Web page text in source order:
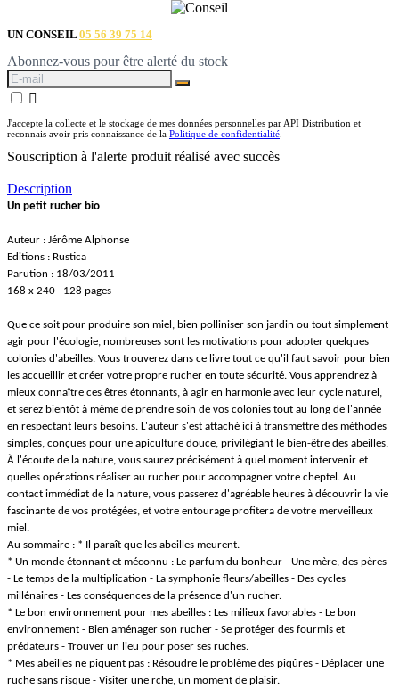
UN CONSEIL 05 56 39 75 14
Abonnez-vous pour être alerté du stock

J'accepte la collecte et le stockage de mes données personnelles par API Distribution et
reconnais avoir pris connaissance de la Politique de confidentialité.
Souscription à l'alerte produit réalisé avec succès
Description
Un petit rucher bio
Auteur : Jérôme Alphonse
Editions : Rustica
Parution : 18/03/2011
168 x 240 128 pages
Que ce soit pour produire son miel, bien polliniser son jardin ou tout simplement
agir pour l'écologie, nombreuses sont les motivations pour adopter quelques
colonies d'abeilles. Vous trouverez dans ce livre tout ce qu'il faut savoir pour bien
les accueillir et créer votre propre rucher en toute sécurité. Vous apprendrez à
mieux connaître ces êtres étonnants, à agir en harmonie avec leur cycle naturel,
et serez bientôt à même de prendre soin de vos colonies tout au long de l'année
en respectant leurs besoins. L'auteur s'est attaché ici à transmettre des méthodes
simples, conçues pour une apiculture douce, privilégiant le bien-être des abeilles.
À l'écoute de la nature, vous saurez précisément à quel moment intervenir et
quelles opérations réaliser au rucher pour accompagner votre cheptel. Au
contact immédiat de la nature, vous passerez d'agréable heures à découvrir la vie
fascinante de vos protégées, et votre entourage profitera de votre merveilleux
miel.
Au sommaire : * Il paraît que les abeilles meurent.
* Un monde étonnant et méconnu : Le parfum du bonheur - Une mère, des pères
- Le temps de la multiplication - La symphonie fleurs/abeilles - Des cycles
millénaires - Les conséquences de la présence d'un rucher.
* Le bon environnement pour mes abeilles : Les milieux favorables - Le bon
environnement - Bien aménager son rucher - Se protéger des fourmis et
prédateurs - Trouver un lieu pour poser ses ruches.
* Mes abeilles ne piquent pas : Résoudre le problème des piqûres - Déplacer une
ruche sans risque - Visiter une rche, un moment de plaisir.